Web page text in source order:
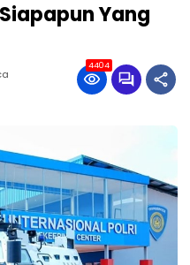
Yang
4404